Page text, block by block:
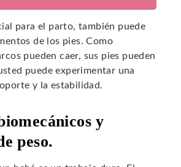
para el parto, también puede
de los pies. Como
pueden caer, sus pies pueden
puede experimentar una
y la estabilidad.
y
peso.